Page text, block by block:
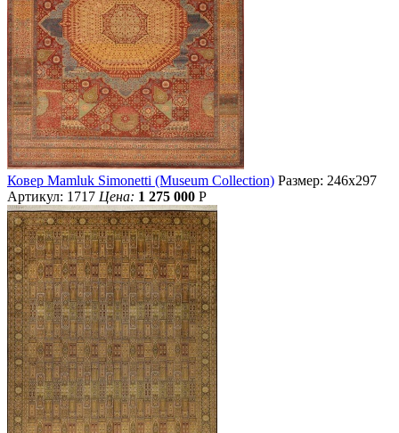
Ковер Mamluk Simonetti (Museum Collection) Размер: 246х297
Артикул: 1717 Цена: 1 275 000 Р